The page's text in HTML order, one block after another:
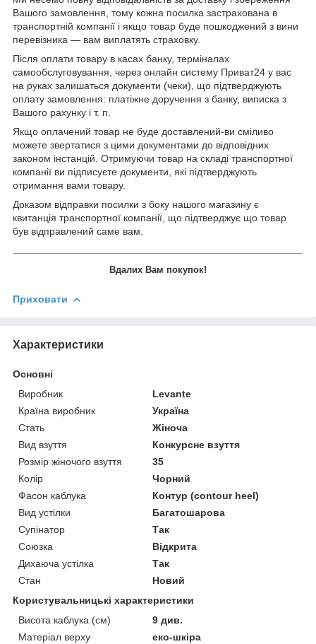
Вашого замовлення, тому кожна посилка застрахована в
транспортній компанії і якщо товар буде пошкоджений з вини
перевізника ― вам виплатять страховку.
Після оплати товару в касах банку, терміналах
самообслуговування, через онлайн систему Приват24 у вас
на руках залишаться документи (чеки), що підтверджують
оплату замовлення: платіжне доручення з банку, виписка з
Вашого рахунку і т. п.
Якщо оплачений товар не буде доставлений-ви сміливо
можете звертатися з цими документами до відповідних
законом інстанцій. Отримуючи товар на складі транспортної
компанії ви підписуєте документи, які підтверджують
отримання вами товару.
Доказом відправки посилки з боку нашого магазину є
квитанція транспортної компанії, що підтверджує що товар
був відправлений саме вам.
Вдалих Вам покупок!
Приховати
Характеристики
Основні
Виробник
Levante
Країна виробник
Україна
Стать
Жіноча
Вид взуття
Конкурсне взуття
Розмір жіночого взуття
35
Колір
Чорний
Фасон каблука
Контур (contour heel)
Вид устілки
Багатошарова
Супінатор
Так
Союзка
Відкрита
Дихаюча устілка
Так
Стан
Новий
Користувальницькі характеристики
Висота каблука (см)
9 див.
Матеріал верху
еко-шкіра